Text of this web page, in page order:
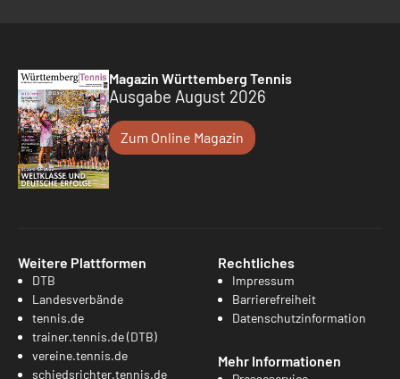
Magazin Württemberg Tennis
Ausgabe August 2026
Zum Online Magazin
Weitere Plattformen
DTB
Landesverbände
tennis.de
trainer.tennis.de (DTB)
vereine.tennis.de
schiedsrichter.tennis.de
Rechtliches
Impressum
Barrierefreiheit
Datenschutzinformation
Mehr Informationen